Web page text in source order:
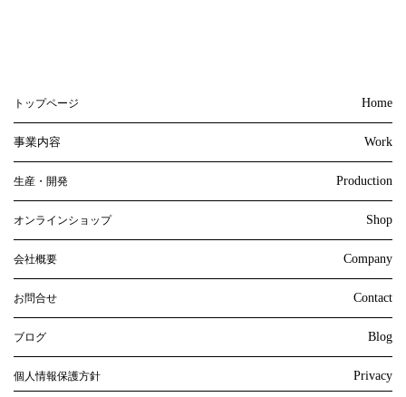
トップページ Home
事業内容 Work
生産・開発 Production
オンラインショップ Shop
会社概要 Company
お問合せ Contact
ブログ Blog
個人情報保護方針 Privacy